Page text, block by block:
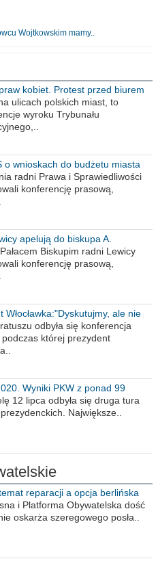
Wojtkowskim mamy..
kobiet. Protest przed biurem
PiSulicach polskich miast, to
wyroku Trybunału
o wnioskach do budżetu miasta
radni Prawa i Sprawiedliwości
konferencję prasową,
apelują do biskupa A.
Meringa Biskupim radni Lewicy
konferencję prasową,
Włocławka:"Dyskutujmy, ale nie
się”
odbyła się konferencja
której prezydent
Wyniki PKW z ponad 99
12 lipca odbyła się druga tura
Największe..
reparacji a opcja berlińska
i Platforma Obywatelska dość
oskarża szeregowego posła..